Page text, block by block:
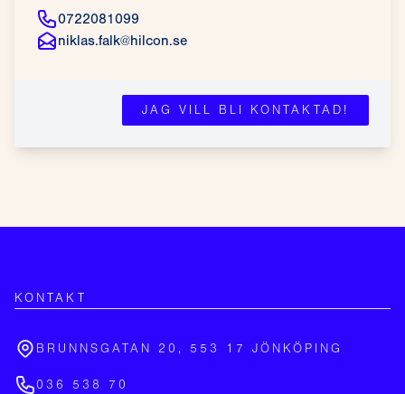
0722081099
niklas.falk@hilcon.se
JAG VILL BLI KONTAKTAD!
KONTAKT
BRUNNSGATAN 20, 553 17 JÖNKÖPING
036 538 70